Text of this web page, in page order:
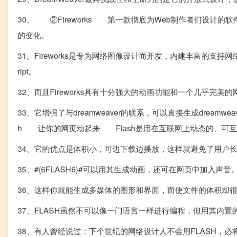
30、 ②Fireworks 第一款彻底为Web制作者们设计的软
的变化。
31、Fireworks是专为网络图像设计而开发，内建丰富的支持
ript。
32、而且Fireworks具有十分强大的动画功能和一个几乎完美的
33、它增强了与dreamweaver的联系，可以直接生成
h 让你的网页动起来 Flash是用在互联网上动态的、可互
34、它的优点是体积小，可边下载边播放，这样就避免了用户长
35、#{6FLASH6}#可以用其生成动画，还可在网页中加入声音。
36、这样你就能生成多媒体的图形和界面，而使文件的体积却很
37、FLASH虽然不可以像一门语言一样进行编程，但用其内置
38、有人曾经说过：下个世纪的网络设计人不会用